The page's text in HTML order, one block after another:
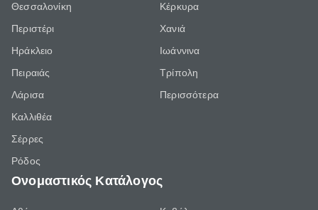
Θεσσαλονίκη
Περιστέρι
Ηράκλειο
Πειραιάς
Λάρισα
Καλλιθέα
Σέρρες
Ρόδος
Κέρκυρα
Χανιά
Ιωάννινα
Τρίπολη
Περισσότερα
Ονομαστικός Κατάλογος